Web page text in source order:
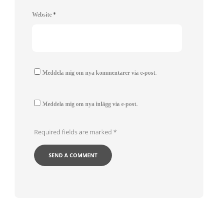
Website *
Meddela mig om nya kommentarer via e-post.
Meddela mig om nya inlägg via e-post.
Required fields are marked *